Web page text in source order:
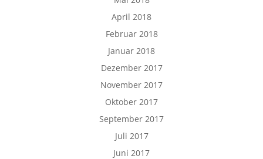
April 2018
Februar 2018
Januar 2018
Dezember 2017
November 2017
Oktober 2017
September 2017
Juli 2017
Juni 2017